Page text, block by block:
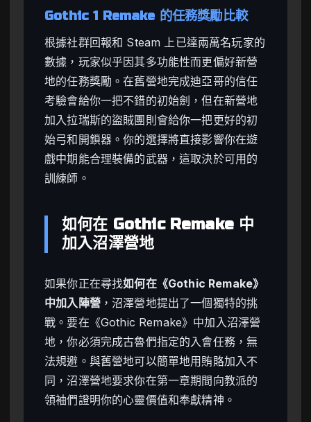
Gothic 1 Remake 的任務獎勵比較
根據社群回報和 Steam 上已達兩萬名玩家的
數據，玩家似乎因其多功能性而更偏好新營
地的任務獎勵。在舊營地完成迪亞哥的信任
考驗會給你一把不錯的初始劍，但在新營地
加入拉瑞斯的盜賊團則會給你一把更好的初
始弓和開鎖器。你的選擇將直接影響你在遊
戲中期能合理裝備的武器，這取決於可用的
訓練師。
如何在 Gothic Remake 中
加入沼澤營地
如果你正在尋找如何在《Gothic Remake》
中加入陣營，沼澤營地提出了一個獨特的挑
戰。要在《Gothic Remake》中加入沼澤營
地，你必須完成古魯們指定的入會任務，無
法規避。與舊營地可以簡單地用賄賂加入不
同，沼澤營地要求你在第一章期間向教派的
領袖們證明你的心靈價值和奉獻精神。